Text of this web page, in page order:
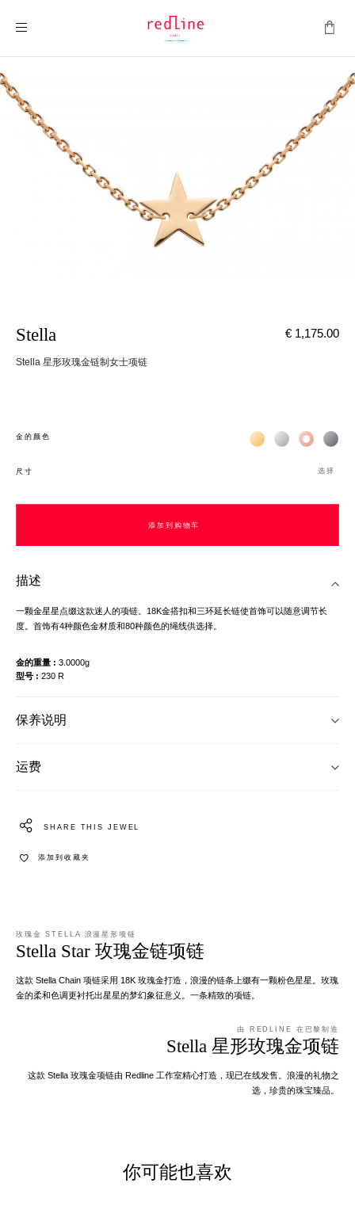
Stella
Stella 星形玫瑰金链制女士项链
€ 1,175.00
金的颜色 Жёлтое золото 18К
Белое золото
Розовое
尺寸 选择
添加到购物车
添加到购物车
描述
一颗金星星点缀这款迷人的项链。18K金搭扣和三环延长链使首饰可以随意调节长
度。首饰有4种颜色金材质和80种颜色的绳线供选择。
金的重量
3.0000g
型号
230 R
保养说明
运费
SHARE THIS JEWEL
添加到收藏夹
玫瑰金 STELLA 浪漫星形项链
Stella Star 玫瑰金链项链
这款 Stella Chain 项链采用 18K 玫瑰金打造，浪漫的链条上缀有一颗粉色星星。玫瑰
金的柔和色调更衬托出星星的梦幻象征意义。一条精致的项链。
由 REDLINE 在巴黎制造
Stella 星形玫瑰金项链
这款 Stella 玫瑰金项链由 Redline 工作室精心打造，现已在线发售。浪漫的礼物之
选，珍贵的珠宝臻品。
你可能也喜欢